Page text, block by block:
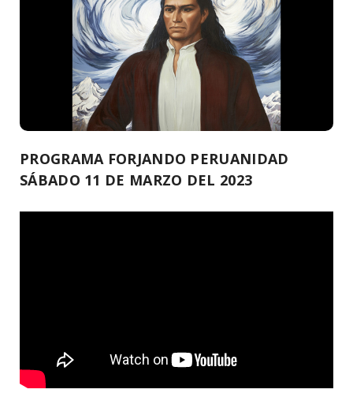
PROGRAMA FORJANDO PERUANIDAD
SÁBADO 11 DE MARZO DEL 2023